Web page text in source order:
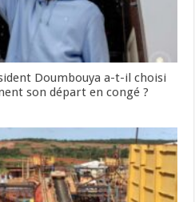
Doumbouya a-t-il choisi
son départ en congé ?